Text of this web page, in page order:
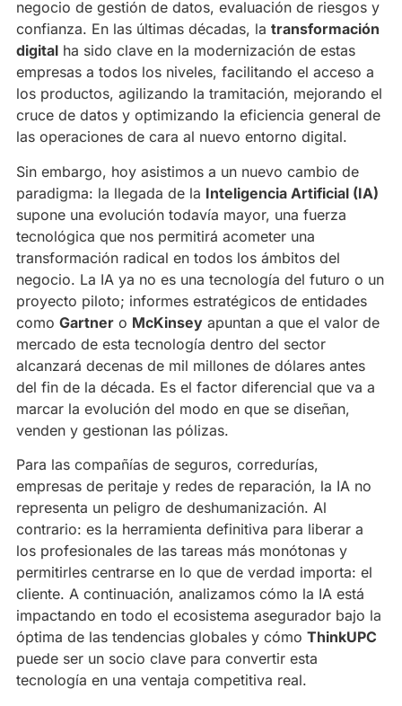
negocio de gestión de datos, evaluación de riesgos y
confianza. En las últimas décadas, la transformación
digital ha sido clave en la modernización de estas
empresas a todos los niveles, facilitando el acceso a
los productos, agilizando la tramitación, mejorando el
cruce de datos y optimizando la eficiencia general de
las operaciones de cara al nuevo entorno digital.
Sin embargo, hoy asistimos a un nuevo cambio de
paradigma: la llegada de la Inteligencia Artificial (IA)
supone una evolución todavía mayor, una fuerza
tecnológica que nos permitirá acometer una
transformación radical en todos los ámbitos del
negocio. La IA ya no es una tecnología del futuro o un
proyecto piloto; informes estratégicos de entidades
como Gartner o McKinsey apuntan a que el valor de
mercado de esta tecnología dentro del sector
alcanzará decenas de mil millones de dólares antes
del fin de la década. Es el factor diferencial que va a
marcar la evolución del modo en que se diseñan,
venden y gestionan las pólizas.
Para las compañías de seguros, corredurías,
empresas de peritaje y redes de reparación, la IA no
representa un peligro de deshumanización. Al
contrario: es la herramienta definitiva para liberar a
los profesionales de las tareas más monótonas y
permitirles centrarse en lo que de verdad importa: el
cliente. A continuación, analizamos cómo la IA está
impactando en todo el ecosistema asegurador bajo la
óptima de las tendencias globales y cómo ThinkUPC
puede ser un socio clave para convertir esta
tecnología en una ventaja competitiva real.